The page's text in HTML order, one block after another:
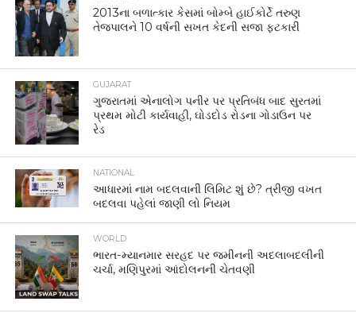
2013ના બળાત્કાર કેસમાં બોમ્બે હાઈકોર્ટે તરુણ
તેજપાલને 10 વર્ષની સખત કેદની સજા ફટકારી
GUJARAT
ગુજરાતમાં એનાલોગ પનીર પર પ્રતિબંધ બાદ સુરતમાં
પ્રથમ મોટી કાર્યવાહી, ઘોડદોડ રોડના ગોડાઉન પર
રેડ
NATIONAL
આધારમાં નામ બદલવાની લિમિટ શું છે? ત્રીજી વખત
બદલવા પહેલાં જાણી લો નિયમ
WORLD
ભારત-મ્યાનમાર સરહદ પર જમીનની અદલાબદલીની
ચર્ચા, મણિપુરમાં આંદોલનની ચેતવણી